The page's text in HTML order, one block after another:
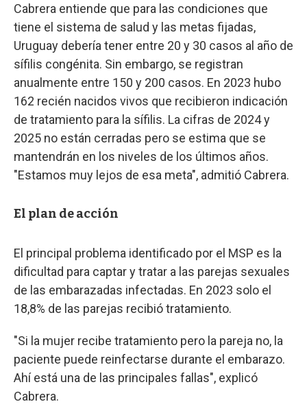
Cabrera entiende que para las condiciones que
tiene el sistema de salud y las metas fijadas,
Uruguay debería tener entre 20 y 30 casos al año de
sífilis congénita. Sin embargo, se registran
anualmente entre 150 y 200 casos. En 2023 hubo
162 recién nacidos vivos que recibieron indicación
de tratamiento para la sífilis. La cifras de 2024 y
2025 no están cerradas pero se estima que se
mantendrán en los niveles de los últimos años.
"Estamos muy lejos de esa meta", admitió Cabrera.
El plan de acción
El principal problema identificado por el MSP es la
dificultad para captar y tratar a las parejas sexuales
de las embarazadas infectadas. En 2023 solo el
18,8% de las parejas recibió tratamiento.
"Si la mujer recibe tratamiento pero la pareja no, la
paciente puede reinfectarse durante el embarazo.
Ahí está una de las principales fallas", explicó
Cabrera.